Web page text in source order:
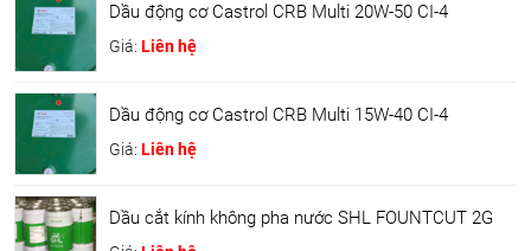
Dầu động cơ Castrol CRB Multi 20W-50 CI-4
Giá: Liên hệ
Dầu động cơ Castrol CRB Multi 15W-40 CI-4
Giá: Liên hệ
Dầu cắt kính không pha nước SHL FOUNTCUT 2G